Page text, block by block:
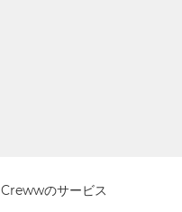
Crewwのサービス